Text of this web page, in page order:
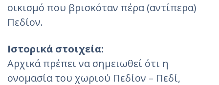
οικισμό που βρισκόταν πέρα (αντίπερα)
Πεδίον.
Ιστορικά στοιχεία:
Αρχικά πρέπει να σημειωθεί ότι η
ονομασία του χωριού Πεδίον – Πεδί,